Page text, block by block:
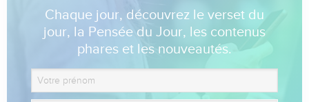
Chaque jour, découvrez le verset du
jour, la Pensée du Jour, les contenus
phares et les nouveautés.